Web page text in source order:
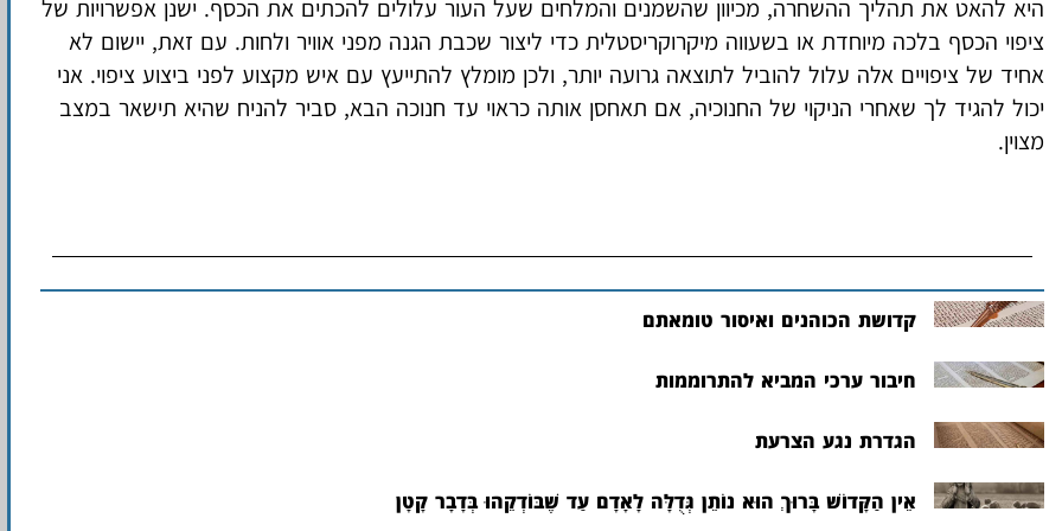
היא להאט את תהליך ההשחרה, מכיוון שהשמנים והמלחים שעל העור עלולים להכתים את הכסף. ישנן אפשרויות של
ציפוי הכסף בלכה מיוחדת או בשעווה מיקרוקריסטלית כדי ליצור שכבת הגנה מפני אוויר ולחות. עם זאת, יישום לא
אחיד של ציפויים אלה עלול להוביל לתוצאה גרועה יותר, ולכן מומלץ להתייעץ עם איש מקצוע לפני ביצוע ציפוי. אני
יכול להגיד לך שאחרי הניקוי של החנוכיה, אם תאחסן אותה כראוי עד חנוכה הבא, סביר להניח שהיא תישאר במצב
מצוין.
קדושת הכוהנים ואיסור טומאתם
חיבור ערכי המביא להתרוממות
הגדרת נגע הצרעת
אֵין הַקָּדוֹשׁ בָּרוּךְ הוּא נוֹתֵן גְּדֻלָּה לָאָדָם עַד שֶׁבּוֹדְקֵהוּ בְּדָבָר קָטָן